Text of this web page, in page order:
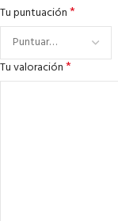
Tu puntuación*
Tu valoración*